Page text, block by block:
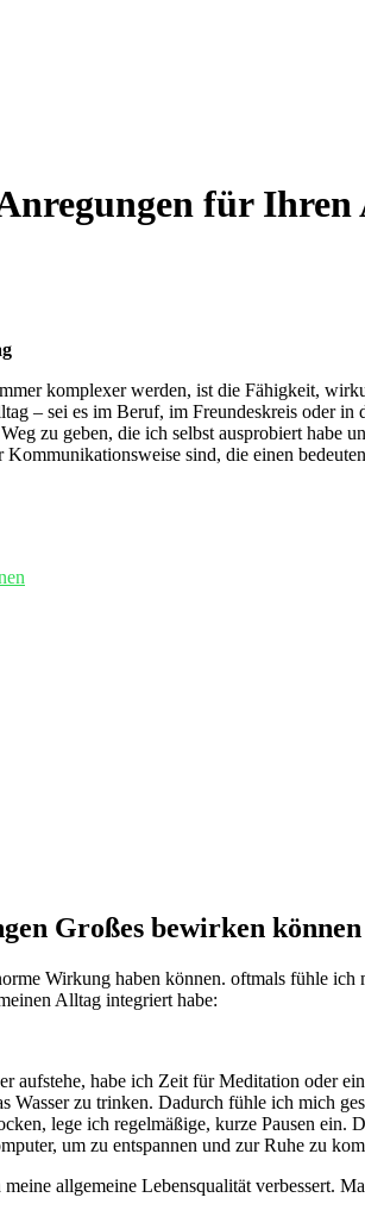
für Ihren
komplexer werden, ist die⁣ Fähigkeit,
– ⁣sei ⁣es im Beruf, im Freundeskreis ⁣oder
zu geben, die ‌ich‌ selbst ‌ausprobiert habe
sind, die ​einen‍
Großes ​bewirken⁣ können
Wirkung haben können. oftmals fühle
⁢Alltag integriert habe:
aufstehe, habe ich⁢ Zeit für⁢ Meditation oder
Wasser ⁣zu trinken. Dadurch⁢ fühle ich mich
lege ich⁤ regelmäßige,⁤ kurze‍ Pausen ein.
um zu entspannen und zur ⁢Ruhe​ zu
allgemeine Lebensqualität verbessert.